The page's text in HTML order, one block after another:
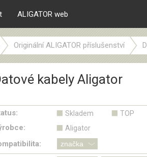
ALIGATOR web
Originální ALIGATOR příslušenství
kabely Aligator
Skladem TOP
Aligator